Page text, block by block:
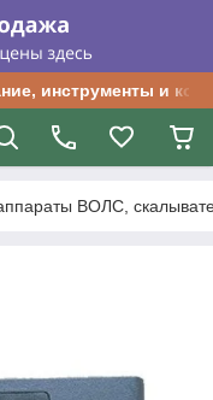
инструменты и
ВОЛС,